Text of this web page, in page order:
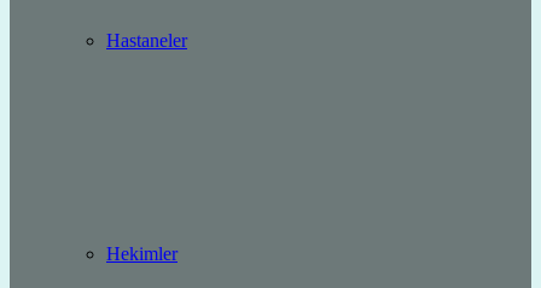
Hastaneler
Hekimler